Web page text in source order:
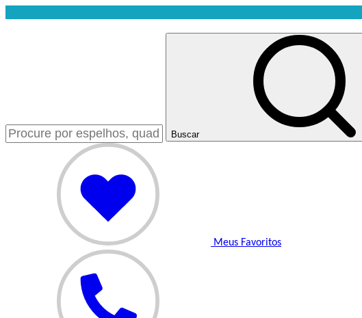
Buscar
Meus Favoritos